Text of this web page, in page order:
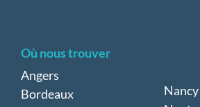
Où nous trouver
Angers
Bordeaux
Nancy